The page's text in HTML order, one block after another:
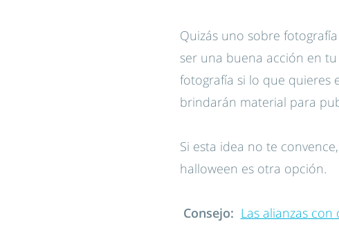
Quizás uno sobre
ser una buena acción en
fotografía si lo que quieres
brindarán material para
Si esta idea no te
halloween es otra opción.
Consejo: Las alianzas con